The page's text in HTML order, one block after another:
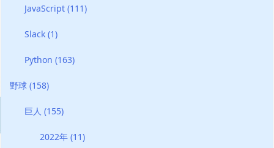
JavaScript(111)
Slack(1)
Python(163)
野球 (158)
巨人(155)
2022年 (11)